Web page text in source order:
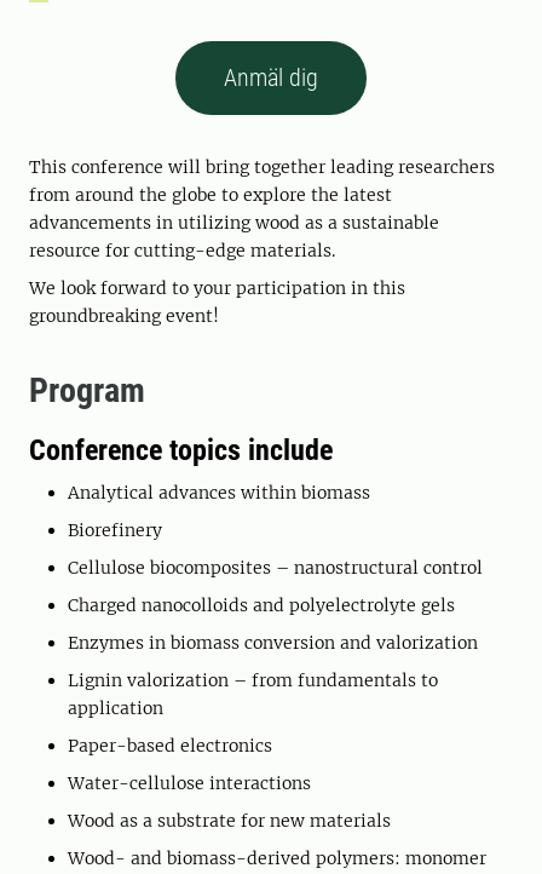
Anmäl dig
This conference will bring together leading researchers
from around the globe to explore the latest
advancements in utilizing wood as a sustainable
resource for cutting-edge materials.
We look forward to your participation in this
groundbreaking event!
Program
Conference topics include
Analytical advances within biomass
Biorefinery
Cellulose biocomposites – nanostructural control
Charged nanocolloids and polyelectrolyte gels
Enzymes in biomass conversion and valorization
Lignin valorization – from fundamentals to
application
Paper-based electronics
Water-cellulose interactions
Wood as a substrate for new materials
Wood- and biomass-derived polymers: monomer